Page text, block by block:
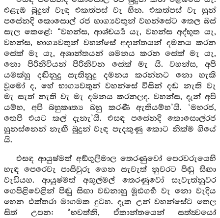
එළැඹ බුදුන් වැඳ එකත්පස් වැ හින. එකත්පස් වැ හුන්
පසේනදි කොසොල් රජ භාග්‍යවතුන් වහන්සේට තෙල බස්
සැල කෙළේ: “වහන්ස, ආශ්චර්‍ය්‍ය යැ, වහන්ස අද්භූත යැ,
වහන්ස, භාග්‍යවතුන් වහන්සේ අදාන්තයන් දමනය කරන
සේක් මැ යැ, අශාන්තයන් ශමනය කරන සේක් මැ යැ,
නො පිරිනිවියන් පිරිනිවන සේක් මැ යි. වහන්ස, අපි
යමක්හු දඬිනුදු සැතිනුදු දමනය කරන්නට නො හැකි
වූමෝ ද, හේ භාග්‍යවතුන් වහන්සේ විසින් දඬ නැති වැ
මැ සැත් නැති වැ මැ දමනය කරනලද. වහන්ස, දැන් අපි
යම්හ, අපි බහුකෘත්‍ය බහු කරණී ඇතියම්හ’යි. ‘මහරජ,
තෙපි එයට කල් දැනැ’යි. එසඳ පසේනදි කොසොල්රජ
හුනස්නෙන් නැඟී බුදුන් වැඳ පැදකුණු කොට නික්ම ගියේ
යි.
එසඳ ආයුෂ්මත් අඞ්ගුලිමාල තෙරණුවෝ පෙරවරුයෙහි
හැඳ පෙරෙවැ පාසිවුරු ගෙන සැවැත් නුවරට පිඬු සිඟා
වැඩියහ. ආයුෂ්මත් අඟුල්මල් තෙරණුවෝ සැවැත්නුවර
ගෙපිළිවෙළින් පිඬු සිඟා වඩනාහු මූඪගර්‍භ වැ නො වැදිය
හෙන එක්තරා මාගමක දුටහ. දැක උන් වහන්සේට තෙල
සිත් උපන: “භවත්නි, ඒකාන්තයෙන් සත්ත්‍වයෝ